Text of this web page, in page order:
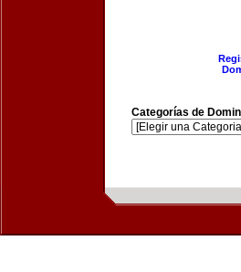
Categorías de